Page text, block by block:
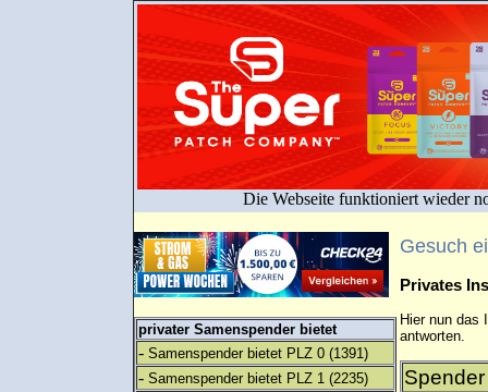
Die Webseite funktioniert wieder
privater Samenspender bietet
- Samenspender bietet PLZ 0 (1391)
- Samenspender bietet PLZ 1 (2235)
Gesuch
Privates
Hier nun das
antworten.